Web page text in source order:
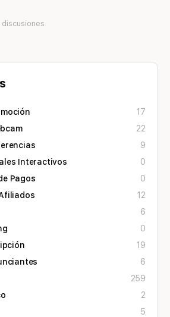
17
22
9
Interactivos
0
Pagos
0
12
6
0
19
6
259
2
5